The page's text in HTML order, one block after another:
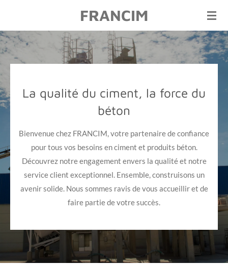
contenu
principal
FRANCIM
La qualité du ciment, la force du
béton
Bienvenue chez FRANCIM, votre partenaire de confiance
pour tous vos besoins en ciment et produits béton.
Découvrez notre engagement envers la qualité et notre
service client exceptionnel. Ensemble, construisons un
avenir solide. Nous sommes ravis de vous accueillir et de
faire partie de votre succès.